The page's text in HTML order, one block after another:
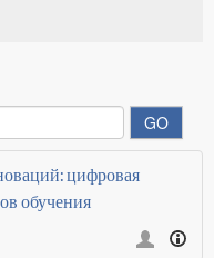
цифровая
обучения